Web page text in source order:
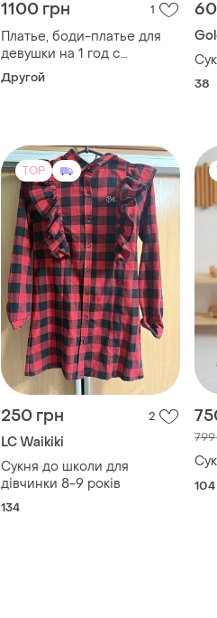
1100 грн 1
Платье, боди-платье для
девушки на 1 год с
фатином, пинетками,
венчик и гольфы. размер
Другой 38
TOP
250 грн 2
LC Waikiki
Сукня до школи для
дівчинки 8-9 років
134
104